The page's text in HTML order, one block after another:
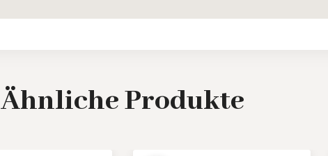
ÄhnlicheProdukte